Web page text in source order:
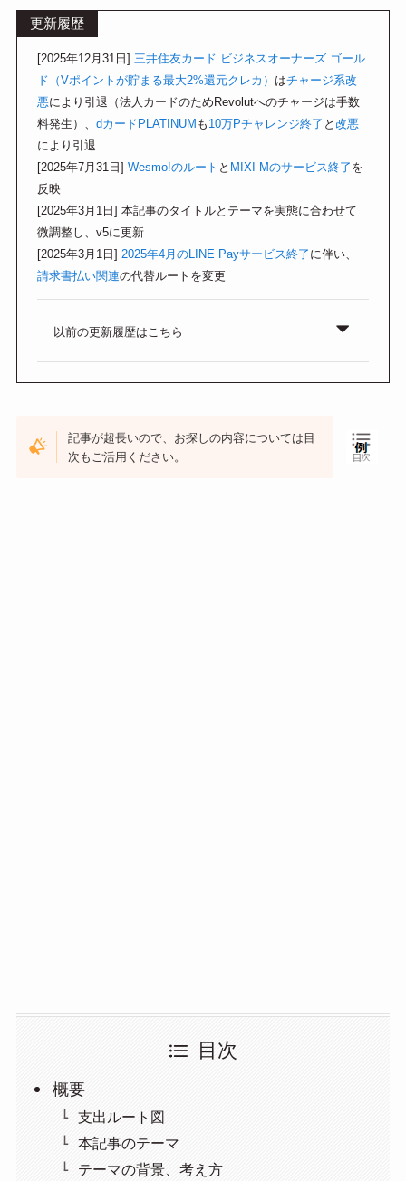
更新履歴
[2025年12月31日] 三井住友カード ビジネスオーナーズ ゴール
ド（Vポイントが貯まる最大2%還元クレカ） はチャージ系改
悪により引退（法人カードのためRevolutへのチャージは手数
料発生）、dカードPLATINUM も 10万Pチャレンジ終了 と改悪
により引退
[2025年7月31日]Wesmo!のルート と MIXI Mのサービス終了 を
反映
[2025年3月1日] 本記事のタイトルとテーマを実態に合わせて
微調整し、v5に更新
[2025年3月1日] 2025年4月のLINE Payサービス終了 に伴い、
請求書払い関連の代替ルートを変更
以前の更新履歴はこちら
記事が超長いので、お探しの内容については目
次もご活用ください。
目次
概要
支出ルート図
本記事のテーマ
テーマの背景、考え方